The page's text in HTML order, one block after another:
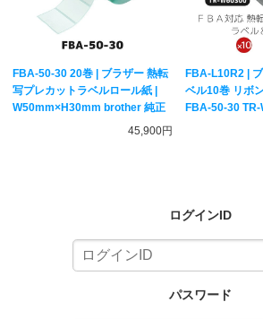
FBA-50-30 20巻 | ブラザー 熱転
写プレカットラベルロール紙 |
W50mm×H30mm brother 純正
45,900円
FBA-L10R2 |
ベル10巻 リボ
FBA-50-30 TR-
ログインID
パスワード